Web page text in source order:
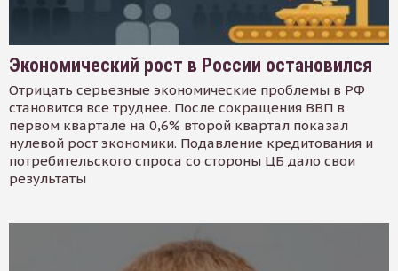
Экономический рост в России остановился
Отрицать серьезные экономические проблемы в РФ
становится все труднее. После сокращения ВВП в
первом квартале на 0,6% второй квартал показал
нулевой рост экономики. Подавление кредитования и
потребительского спроса со стороны ЦБ дало свои
результаты